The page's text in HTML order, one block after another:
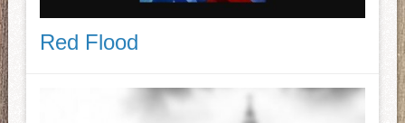
Red Flood